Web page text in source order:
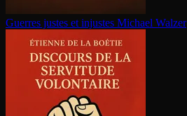
Guerres justes et injustes Michael Walzer